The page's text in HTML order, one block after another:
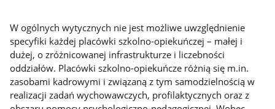
W ogólnych wytycznych nie jest możliwe uwzględnienie
specyfiki każdej placówki szkolno-opiekuńczej – małej i
dużej, o zróżnicowanej infrastrukturze i liczebności
oddziałów. Placówki szkolno-opiekuńcze różnią się m.in.
zasobami kadrowymi i związaną z tym samodzielnością w
realizacji zadań wychowawczych, profilaktycznych oraz z